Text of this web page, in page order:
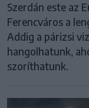
Szerdán este az
Ferencváros a
Addig a párizsi
hangolhatunk,
szoríthatunk.